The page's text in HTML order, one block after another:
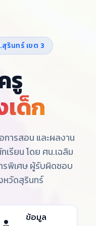
รินทร์ เขต 3
รู
เด็ก
ารสอน และผลงาน
รียน โดย ศน.เฉลิม
รพิเศษ ผู้รับผิดชอบ
หวัดสุรินทร์
ข้อมูล